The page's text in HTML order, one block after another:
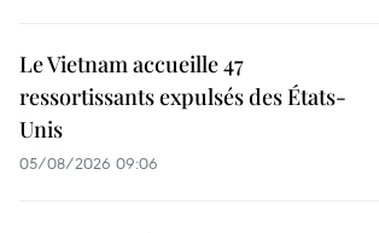
Le Vietnam accueille 47
ressortissants expulsés des États-
Unis
05/08/2026 09:06